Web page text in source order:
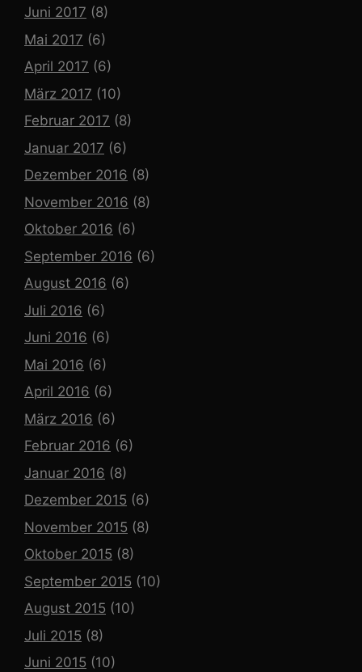
Juni 2017 (8)
Mai 2017 (6)
April 2017 (6)
März 2017 (10)
Februar 2017 (8)
Januar 2017 (6)
Dezember 2016 (8)
November 2016 (8)
Oktober 2016 (6)
September 2016 (6)
August 2016 (6)
Juli 2016 (6)
Juni 2016 (6)
Mai 2016 (6)
April 2016 (6)
März 2016 (6)
Februar 2016 (6)
Januar 2016 (8)
Dezember 2015 (6)
November 2015 (8)
Oktober 2015 (8)
September 2015 (10)
August 2015 (10)
Juli 2015 (8)
Juni 2015 (10)